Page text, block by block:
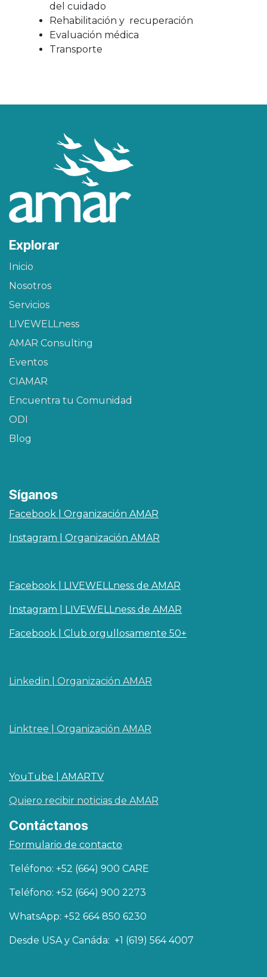
del cuidado
Rehabilitación y recuperación
Evaluación médica
Transporte
Explorar
Inicio
Nosotros
Servicios
LIVEWELLness
AMAR Consulting
Eventos
CIAMAR​
Encuentra tu Comunidad
ODI
Blog
Síganos
Facebook | Organización AMAR
Instagram | Organización AMAR
Facebook | LIVEWELLness de AMAR
Instagram | LIVEWELLness de AMAR
Facebook | Club orgullosamente 50+
Linkedin | O​rganización AMAR
Linktree | Organización AMAR
YouTube | AMARTV
Quiero recibir noticias de AMAR
Contáctanos
Formulario de contacto
Teléfono: +52 (664) 900 CARE
Teléfono: +52 (664) 900 2273
WhatsApp: +52 664 850 6230
Desde USA y Canáda: +1 (619) 564 4007